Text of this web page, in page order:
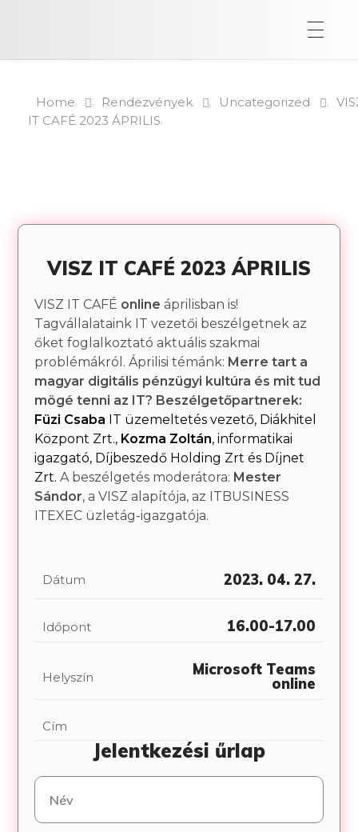
Home Rendezvények Uncategorized
IT CAFÉ 2023 ÁPRILIS
VISZ IT CAFÉ 2023 ÁPRILIS
VISZ IT CAFÉ online áprilisban is!
Tagvállalataink IT vezetői beszélgetnek az
őket foglalkoztató aktuális szakmai
problémákról. Áprilisi témánk: Merre tart a
magyar digitális pénzügyi kultúra és mit tud
mögé tenni az IT? Beszélgetőpartnerek:
Füzi Csaba IT üzemeltetés vezető, Diákhitel
Központ Zrt., Kozma Zoltán, informatikai
igazgató, Díjbeszedő Holding Zrt és Díjnet
Zrt. A beszélgetés moderátora: Mester
Sándor, a VISZ alapítója, az ITBUSINESS
ITEXEC üzletág-igazgatója.
Dátum 2023. 04. 27.
Időpont 16.00-17.00
Helyszín Microsoft Teams
online
Cím
Jelentkezési űrlap